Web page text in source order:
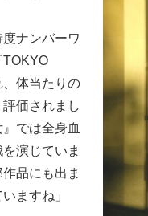
度ナンバーワ
TOKYO
体当たりの
価されまし
では全身血
演じていま
品にも出ま
ますね」